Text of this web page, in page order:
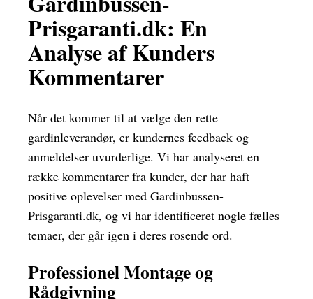
Prisgaranti.dk: En
Analyse af Kunders
Kommentarer
Når det kommer til at vælge den rette
gardinleverandør, er kundernes feedback og
anmeldelser uvurderlige. Vi har analyseret en
række kommentarer fra kunder, der har haft
positive oplevelser med Gardinbussen-
Prisgaranti.dk, og vi har identificeret nogle fælles
temaer, der går igen i deres rosende ord.
Professionel Montage og
Rådgivning